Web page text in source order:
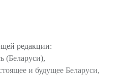
редакции:
(Беларуси),
и будущее Беларуси,